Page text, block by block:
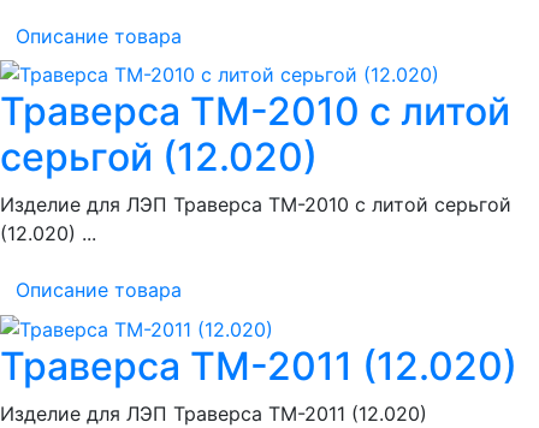
Описание товара
Траверса ТМ-2010 с литой
серьгой (12.020)
Изделие для ЛЭП Траверса ТМ-2010 с литой серьгой
(12.020) ...
Описание товара
Траверса ТМ-2011 (12.020)
Изделие для ЛЭП Траверса ТМ-2011 (12.020)